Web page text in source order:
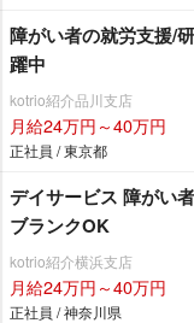
障がい者の就労支援/
躍中
kotrio紹介品川支店
月給24万円～40万円
正社員 / 東京都
デイサービス 障がい
ブランクOK
kotrio紹介横浜支店
月給24万円～40万円
正社員 / 神奈川県